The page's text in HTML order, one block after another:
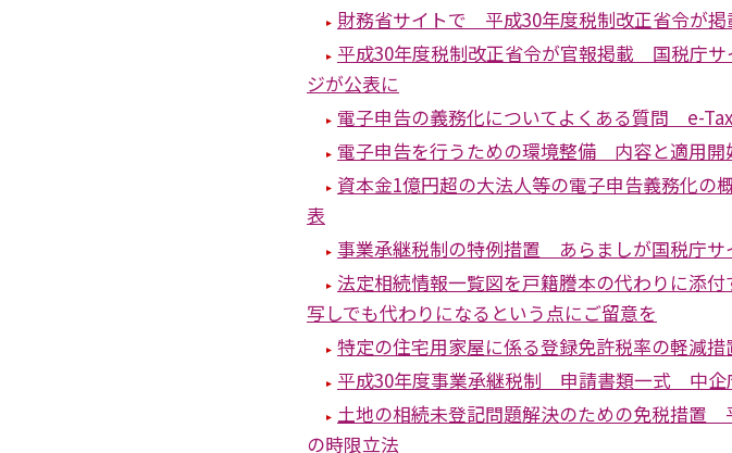
財務省サイトで 平成30年度税制改正省令が掲
平成30年度税制改正省令が官報掲載 国税庁サ
ジが公表に
電子申告の義務化についてよくある質問 e-
電子申告を行うための環境整備 内容と適用開
資本金1億円超の大法人等の電子申告義務化
表
事業承継税制の特例措置 あらましが国税庁サ
法定相続情報一覧図を戸籍謄本の代わりに添
写しでも代わりになるという点にご留意を
特定の住宅用家屋に係る登録免許税率の軽減
平成30年度事業承継税制 申請書類一式 中企
土地の相続未登記問題解決のための免税措置
の時限立法